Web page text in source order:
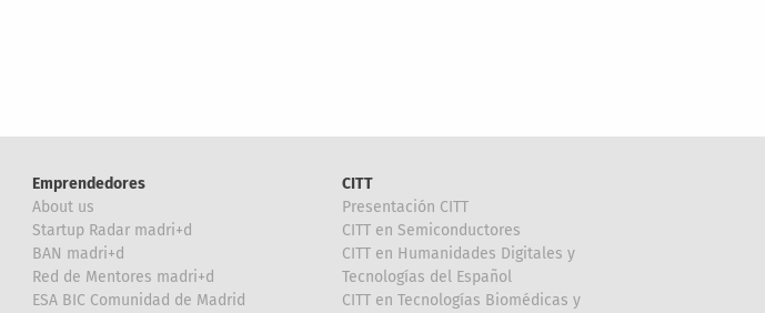
Emprendedores
About us
Startup Radar madri+d
BAN madri+d
Red de Mentores madri+d
ESA BIC Comunidad de Madrid
CITT
Presentación CITT
CITT en Semiconductores
CITT en Humanidades Digitales y
Tecnologías del Español
CITT en Tecnologías Biomédicas y